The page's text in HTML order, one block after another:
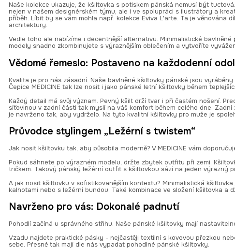
Naše kolekce ukazuje, že kšiltovka s potiskem pánská nemusí být
nejen v našem designérském týmu, ale i ve spolupráci s ilustrátory a
příběh. Líbit by se vám mohla např. kolekce Eviva L'arte. Ta je věnována
architektury.
Vedle toho ale nabízíme i decentnější alternativu. Minimalistické
modely snadno zkombinujete s výraznějším oblečením a vytvoříte
Vědomé řemeslo: Postaveno na každodenní
Kvalita je pro nás zásadní. Naše bavlněné kšiltovky pánské jsou
Čepice MEDICINE tak lze nosit i jako pánské letní kšiltovky během
Každý detail má svůj význam. Pevný kšilt drží tvar i při častém nošení.
síťovinou v zadní části tak myslí na váš komfort během celého dne.
je navrženo tak, aby vydrželo. Na tyto kvalitní kšiltovky pro muže je
Průvodce stylingem „Ležérní s twistem“
Jak nosit kšiltovku tak, aby působila moderně? V MEDICINE vám
Pokud sáhnete po výrazném modelu, držte zbytek outfitu při zemi.
tričkem. Takový pánský ležérní outfit s kšiltovkou sází na jeden výrazný
A jak nosit kšiltovku v sofistikovanějším kontextu? Minimalistická
kalhotami nebo s ležérní bundou. Také kombinace ve složení kšiltovka a
Navrženo pro vás: Dokonalé padnutí
Pohodlí začíná u správného střihu. Naše pánské kšiltovky mají
Vzadu najdete praktické pásky - nejčastěji textilní s kovovou přezkou
sebe. Přesně tak mají dle nás vypadat pohodlné pánské kšiltovky.